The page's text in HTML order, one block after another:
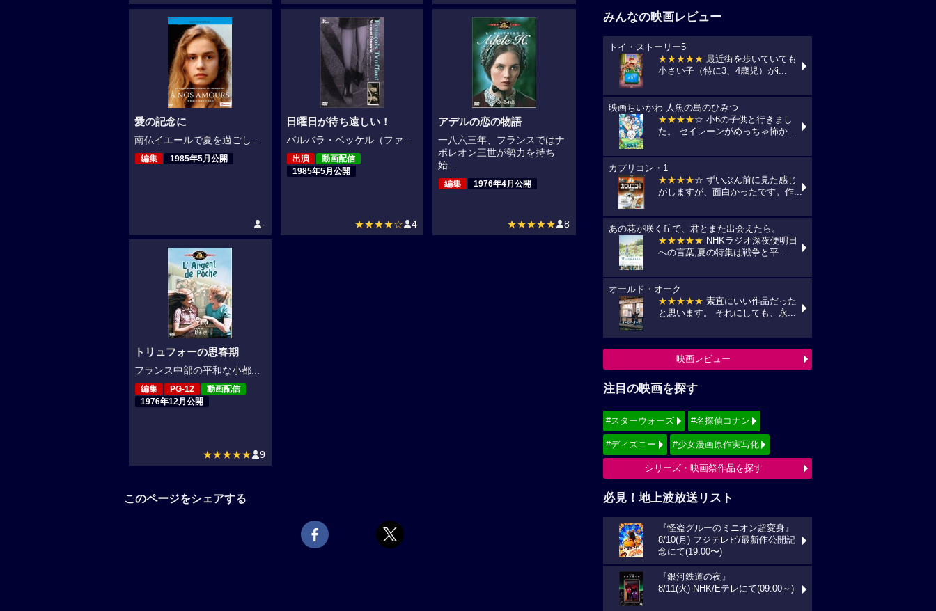
愛の記念に
南仏イエールで夏を過ごし...
編集 1985年5月公開
-
日曜日が待ち遠しい！
バルバラ・ベッケル（ファ...
出演
動画配信
1985年5月公開
★★★★☆ 4
アデルの恋の物語
一八六三年、フランスではナ
ポレオン三世が勢力を持ち
始...
編集 1976年4月公開
★★★★★ 8
トリュフォーの思春期
フランス中部の平和な小都...
編集 PG-12
動画配信
1976年12月公開
★★★★★ 9
このページをシェアする
みんなの映画レビュー
トイ・ストーリー5
★★★★★ 最近街を歩いていても
小さい子（特に3、4歳児）がi...
映画ちいかわ 人魚の島のひみつ
★★★★☆ 小6の子供と行きまし
た。 セイレーンがめっちゃ怖か...
カプリコン・1
★★★★☆ ずいぶん前に見た感じ
がしますが、面白かったです。作...
あの花が咲く丘で、君とまた出会えたら。
★★★★★ NHKラジオ深夜便明日
への言葉,夏の特集は戦争と平...
オールド・オーク
★★★★★ 素直にいい作品だった
と思います。 それにしても、永...
映画レビュー
注目の映画を探す
#スターウォーズ #名探偵コナン
#ディズニー #少女漫画原作実写化
シリーズ・映画祭作品を探す
必見！地上波放送リスト
『怪盗グルーのミニオン超変身』
8/10(月) フジテレビ/最新作公開記
念にて(19:00〜)
『銀河鉄道の夜』
8/11(火) NHK/Eテレにて(09:00～)